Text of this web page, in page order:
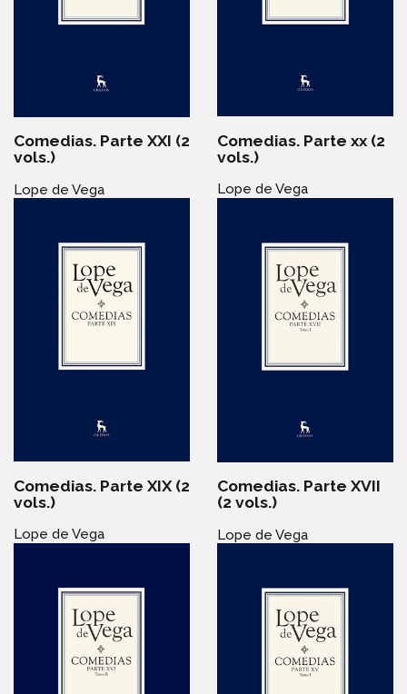
Comedias. Parte XXI (2
vols.)
Lope de Vega
Comedias. Parte xx (2
vols.)
Lope de Vega
Comedias. Parte XIX (2
vols.)
Lope de Vega
Comedias. Parte XVII
(2 vols.)
Lope de Vega